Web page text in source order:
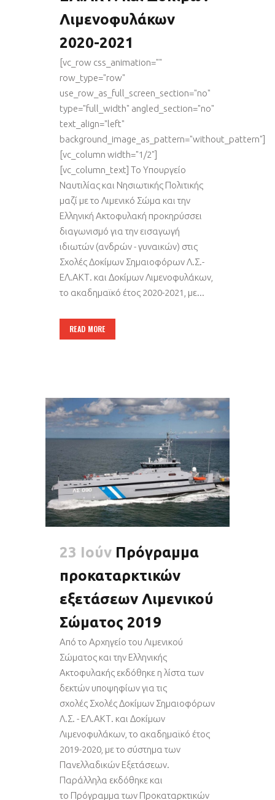
Λιμενοφυλάκων
2020-2021
[vc_row css_animation=""
row_type="row"
use_row_as_full_screen_section="no"
type="full_width" angled_section="no"
text_align="left"
background_image_as_pattern="without_pattern"]
[vc_column width="1/2"]
[vc_column_text] Το Υπουργείο
Ναυτιλίας και Νησιωτικής Πολιτικής
μαζί με το Λιμενικό Σώμα και την
Ελληνική Ακτοφυλακή προκηρύσσει
διαγωνισμό για την εισαγωγή
ιδιωτών (ανδρών - γυναικών) στις
Σχολές Δοκίμων Σημαιοφόρων Λ.Σ.-
ΕΛ.ΑΚΤ. και Δοκίμων Λιμενοφυλάκων,
το ακαδημαϊκό έτος 2020-2021, με...
READ MORE
23 Ιούν Πρόγραμμα
προκαταρκτικών
εξετάσεων Λιμενικού
Σώματος 2019
Από το Αρχηγείο του Λιμενικού
Σώματος και την Ελληνικής
Ακτοφυλακής εκδόθηκε η λίστα των
δεκτών υποψηφίων για τις
σχολές Σχολές Δοκίμων Σημαιοφόρων
Λ.Σ. - ΕΛ.ΑΚΤ. και Δοκίμων
Λιμενοφυλάκων, το ακαδημαϊκό έτος
2019-2020, με το σύστημα των
Πανελλαδικών Εξετάσεων.
Παράλληλα εκδόθηκε και
το Πρόγραμμα των Προκαταρκτικών